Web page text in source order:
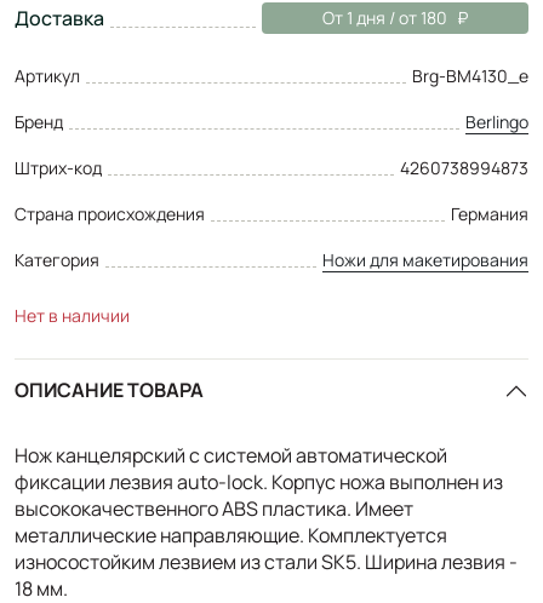
Доставка От 1 дня / от 180
Артикул
Brg-BM4130_e
Бренд
Berlingo
Штрих-код
4260738994873
Страна происхождения
Германия
Категория
Ножи для макетирования
Нет в наличии
ОПИСАНИЕ ТОВАРА
Нож канцелярский с системой автоматической
фиксации лезвия auto-lock. Корпус ножа выполнен из
высококачественного ABS пластика. Имеет
металлические направляющие. Комплектуется
износостойким лезвием из стали SK5. Ширина лезвия -
18 мм.